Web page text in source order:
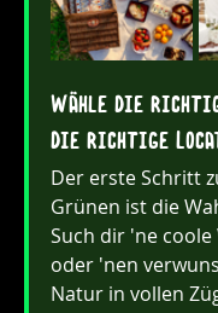
Wähle die
Die richtige
Der erste Schritt
Grünen ist die
Such dir 'ne
oder 'nen
Natur in vollen